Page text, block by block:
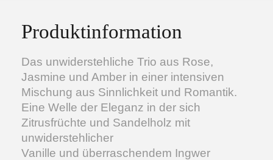
Produktinformation
Das unwiderstehliche Trio aus Rose,
Jasmine und Amber in einer intensiven
Mischung aus Sinnlichkeit und Romantik.
Eine Welle der Eleganz in der sich
Zitrusfrüchte und Sandelholz mit
unwiderstehlicher
Vanille und überraschendem Ingwer